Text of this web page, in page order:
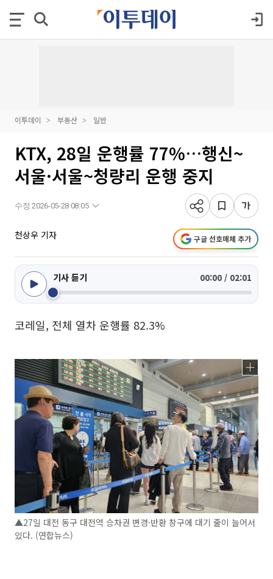
이투데이 부동산 일반
KTX, 28일 운행률 77%…행신~
서울·서울~청량리 운행 중지
수정 2026-05-28 08:05
천상우 기자 구글 선호매체 추가
기사 듣기 00:00 / 02:01
코레일, 전체 열차 운행률 82.3%
▲27일 대전 동구 대전역 승차권 변경·반환 창구에 대기 줄이 늘어서
있다. (연합뉴스)